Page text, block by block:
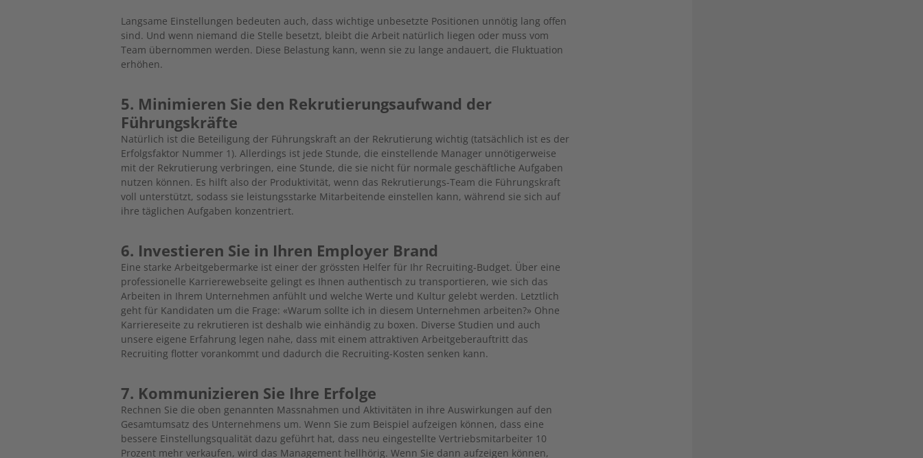
Langsame Einstellungen bedeuten auch, dass wichtige unbesetzte Positionen unnötig lang offen
sind. Und wenn niemand die Stelle besetzt, bleibt die Arbeit natürlich liegen oder muss vom
Team übernommen werden. Diese Belastung kann, wenn sie zu lange andauert, die Fluktuation
erhöhen.
5. Minimieren Sie den Rekrutierungsaufwand der
Führungskräfte
Natürlich ist die Beteiligung der Führungskraft an der Rekrutierung wichtig (tatsächlich ist es der
Erfolgsfaktor Nummer 1). Allerdings ist jede Stunde, die einstellende Manager unnötigerweise
mit der Rekrutierung verbringen, eine Stunde, die sie nicht für normale geschäftliche Aufgaben
nutzen können. Es hilft also der Produktivität, wenn das Rekrutierungs-Team die Führungskraft
voll unterstützt, sodass sie leistungsstarke Mitarbeitende einstellen kann, während sie sich auf
ihre täglichen Aufgaben konzentriert.
6. Investieren Sie in Ihren Employer Brand
Eine starke Arbeitgebermarke ist einer der grössten Helfer für Ihr Recruiting-Budget. Über eine
professionelle Karrierewebseite gelingt es Ihnen authentisch zu transportieren, wie sich das
Arbeiten in Ihrem Unternehmen anfühlt und welche Werte und Kultur gelebt werden. Letztlich
geht für Kandidaten um die Frage: «Warum sollte ich in diesem Unternehmen arbeiten?» Ohne
Karriereseite zu rekrutieren ist deshalb wie einhändig zu boxen. Diverse Studien und auch
unsere eigene Erfahrung legen nahe, dass mit einem attraktiven Arbeitgeberauftritt das
Recruiting flotter vorankommt und dadurch die Recruiting-Kosten senken kann.
7. Kommunizieren Sie Ihre Erfolge
Rechnen Sie die oben genannten Massnahmen und Aktivitäten in ihre Auswirkungen auf den
Gesamtumsatz des Unternehmens um. Wenn Sie zum Beispiel aufzeigen können, dass eine
bessere Einstellungsqualität dazu geführt hat, dass neu eingestellte Vertriebsmitarbeiter 10
Prozent mehr verkaufen, wird das Management hellhörig. Wenn Sie dann aufzeigen können,